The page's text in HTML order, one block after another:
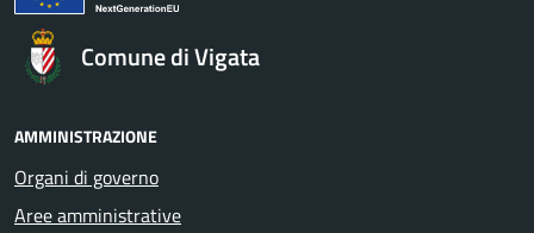
Comune di Vigata
AMMINISTRAZIONE
Organi di governo
Aree amministrative